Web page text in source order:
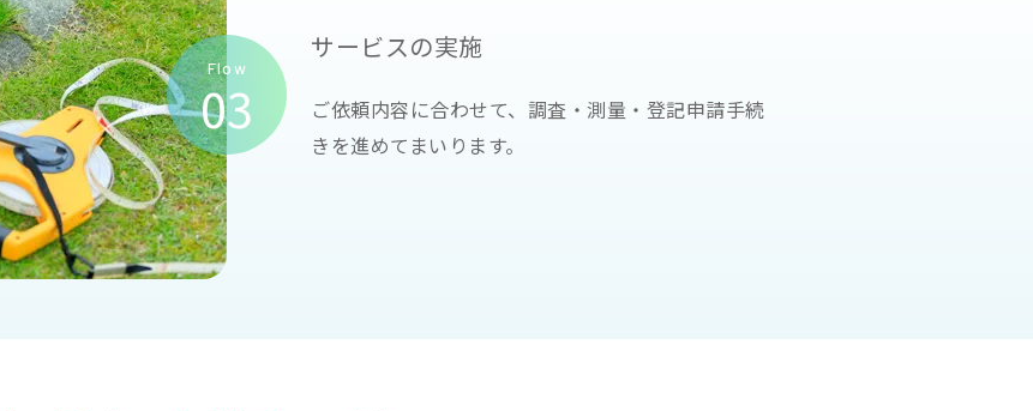
Flow
03
サービスの実施
ご依頼内容に合わせて、調査・測量・登記申請手続
きを進めてまいります。